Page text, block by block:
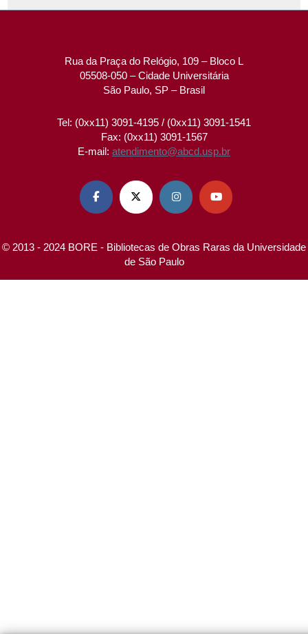
Rua da Praça do Relógio, 109 – Bloco L
05508-050 – Cidade Universitária
São Paulo, SP – Brasil
Tel: (0xx11) 3091-4195 / (0xx11) 3091-1541
Fax: (0xx11) 3091-1567
E-mail: atendimento@abcd.usp.br
   
© 2013 - 2024 BORE - Bibliotecas de Obras Raras da Universidade
de São Paulo